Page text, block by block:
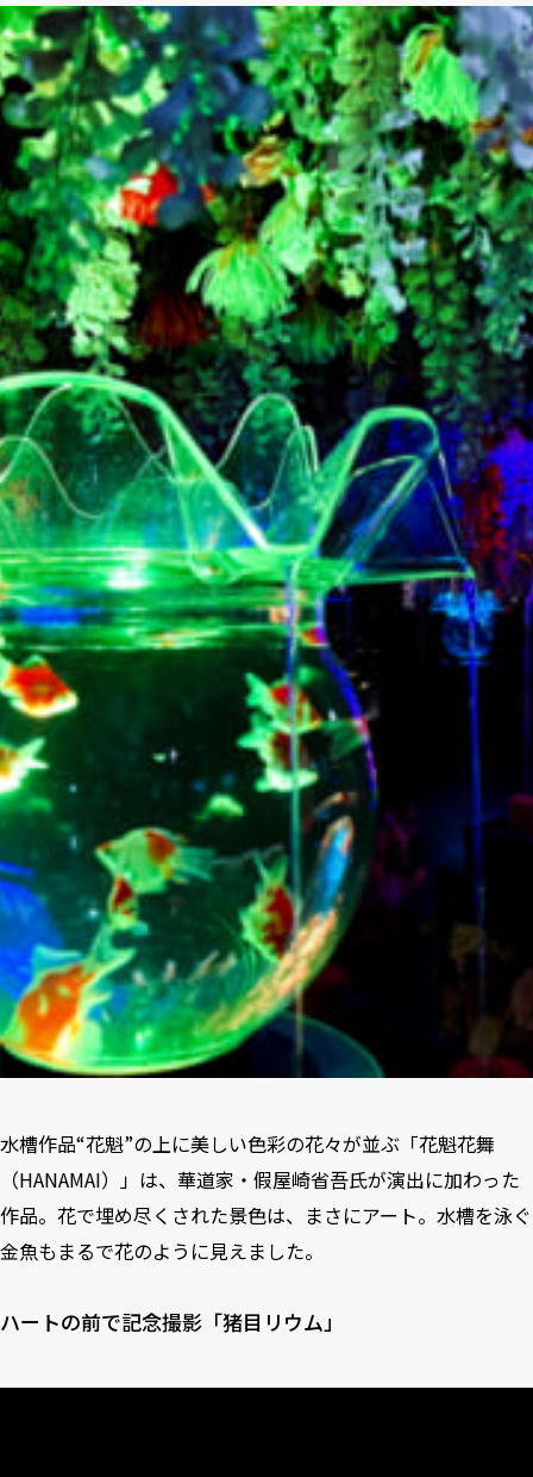
水槽作品“花魁”の上に美しい色彩の花々が並ぶ「花魁花舞
（HANAMAI）」は、華道家・假屋崎省吾氏が演出に加わった
作品。花で埋め尽くされた景色は、まさにアート。水槽を泳ぐ
金魚もまるで花のように見えました。
ハートの前で記念撮影「猪目リウム」